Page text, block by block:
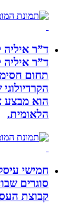
ד”ר איליה
ד”ר איליה
הקרדיולוגי
הוא מבצע
הלאומית.
חמישי עיסקי
סוגרים שבוע
קבוצת